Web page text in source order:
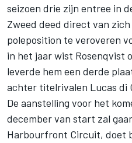
seizoen drie zijn entree in
Zweed deed direct van
poleposition te veroveren
in het jaar wist Rosenqvist
leverde hem een derde
achter titelrivalen Lucas di
De aanstelling voor het
december van start zal
Harbourfront Circuit, doet